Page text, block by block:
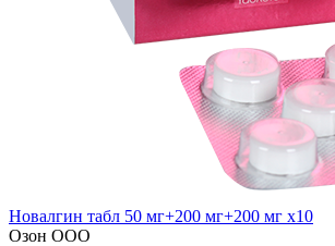
Новалгин табл 50 мг+200 мг+200 мг x10
Озон ООО